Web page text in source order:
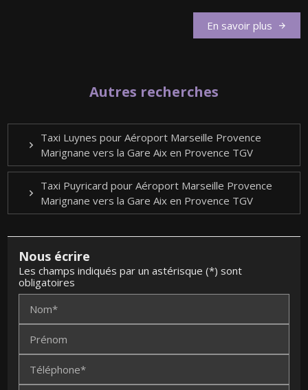
En savoir plus
Autres recherches
Taxi Luynes pour Aéroport Marseille Provence
Marignane vers la Gare Aix en Provence TGV
Taxi Puyricard pour Aéroport Marseille Provence
Marignane vers la Gare Aix en Provence TGV
Nous écrire
Les champs indiqués par un astérisque (*) sont
obligatoires
Nom*
Prénom
Téléphone*